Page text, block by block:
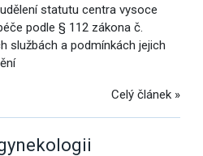
statutu centra vysoce
podle § 112 zákona č.
službách a podmínkách jejich
Celý článek »